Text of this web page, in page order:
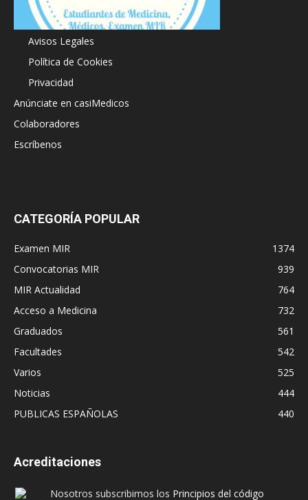
Acerca de
Avisos Legales
Política de Cookies
Privacidad
Anúnciate en casiMedicos
Colaboradores
Escríbenos
CATEGORÍA POPULAR
Examen MIR
1374
Convocatorias MIR
939
MIR Actualidad
764
Acceso a Medicina
732
Graduados
561
Facultades
542
Varios
525
Noticias
444
PUBLICAS ESPAÑOLAS
440
Acreditaciones
Nosotros subscribimos los Principios del código